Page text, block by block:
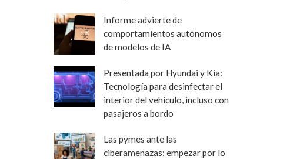
Informe advierte de
comportamientos autónomos
de modelos de IA
Presentada por Hyundai y Kia:
Tecnología para desinfectar el
interior del vehículo, incluso con
pasajeros a bordo
Las pymes ante las
ciberamenazas: empezar por lo